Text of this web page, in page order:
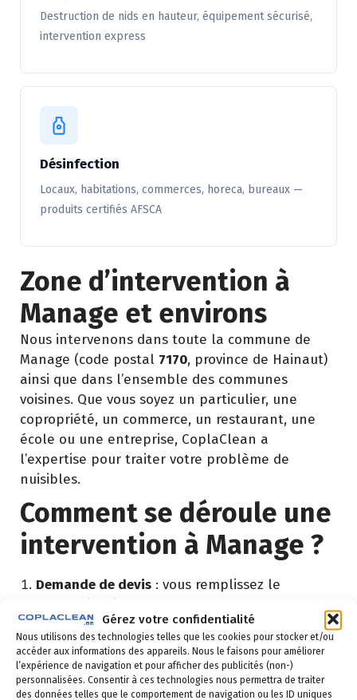
Gérez votre confidentialité
Nous utilisons des technologies telles que les cookies pour stocker et/ou
accéder aux informations des appareils. Nous le faisons pour améliorer
l’expérience de navigation et pour afficher des publicités (non-)
personnalisées. Consentir à ces technologies nous permettra de traiter
des données telles que le comportement de navigation ou les ID uniques
Destruction de nids en hauteur, équipement sécurisé,
intervention express
Désinfection
Locaux, habitations, commerces, horeca, bureaux —
produits certifiés AFSCA
Zone d’intervention à
Manage et environs
Nous intervenons dans toute la commune de
Manage (code postal 7170, province de Hainaut)
ainsi que dans l’ensemble des communes
voisines. Que vous soyez un particulier, une
copropriété, un commerce, un restaurant, une
école ou une entreprise, CoplaClean a
l’expertise pour traiter votre problème de
nuisibles.
Comment se déroule une
intervention à Manage ?
Demande de devis : vous remplissez le
02 523 21 89. Réponse sous 24h.
Diagnostic gratuit: notre technicien vient
identifier la nuisance et son origine.